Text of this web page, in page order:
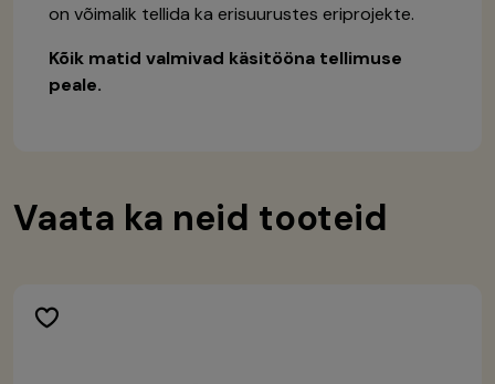
on võimalik tellida ka erisuurustes eriprojekte.
Kõik matid valmivad käsitööna tellimuse
peale.
Vaata ka neid tooteid